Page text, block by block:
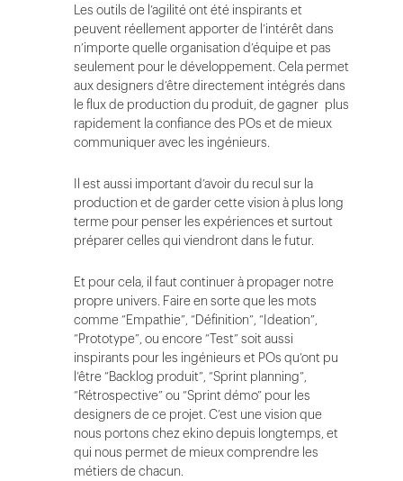
Les outils de l’agilité ont été inspirants et
peuvent réellement apporter de l’intérêt dans
n’importe quelle organisation d’équipe et pas
seulement pour le développement. Cela permet
aux designers d’être directement intégrés dans
le flux de production du produit, de gagner plus
rapidement la confiance des POs et de mieux
communiquer avec les ingénieurs.
Il est aussi important d’avoir du recul sur la
production et de garder cette vision à plus long
terme pour penser les expériences et surtout
préparer celles qui viendront dans le futur.
Et pour cela, il faut continuer à propager notre
propre univers. Faire en sorte que les mots
comme “Empathie”, “Définition”, “Ideation”,
“Prototype”, ou encore “Test” soit aussi
inspirants pour les ingénieurs et POs qu’ont pu
l’être “Backlog produit”, “Sprint planning”,
“Rétrospective” ou “Sprint démo” pour les
designers de ce projet. C’est une vision que
nous portons chez ekino depuis longtemps, et
qui nous permet de mieux comprendre les
métiers de chacun.